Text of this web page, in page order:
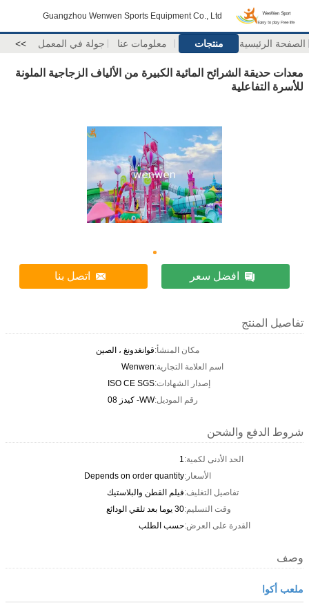
Guangzhou Wenwen Sports Equipment Co., Ltd
الصفحة الرئيسية منتجات معلومات عنا جولة في المعمل >>
معدات حديقة الشرائح المائية الكبيرة من الألياف الزجاجية الملونة
للأسرة التفاعلية
افضل سعر اتصل بنا
تفاصيل المنتج
مكان المنشأ:قوانغدونغ ، الصين
اسم العلامة التجارية:Wenwen
إصدار الشهادات:ISO CE SGS
رقم الموديل:WW- كيدز 08
شروط الدفع والشحن
الحد الأدنى لكمية:1
الأسعار:Depends on order quantity
تفاصيل التغليف:فيلم القطن والبلاستيك
وقت التسليم:30 يوما بعد تلقي الودائع
القدرة على العرض:حسب الطلب
وصف
ملعب أكوا